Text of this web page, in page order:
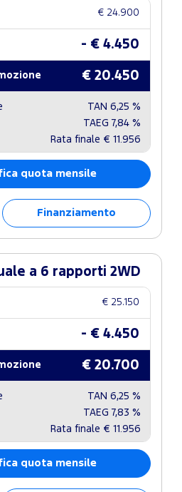
€ 24.900
- € 4.450
€ 20.450
TAN 6,25 %
TAEG 7,84 %
Rata finale € 11.956
quota mensile
Finanziamento
a 6 rapporti 2WD
€ 25.150
- € 4.450
€ 20.700
TAN 6,25 %
TAEG 7,83 %
Rata finale € 11.956
quota mensile